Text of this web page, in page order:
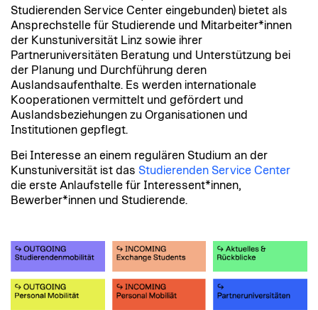
Studierenden Service Center eingebunden) bietet als
Ansprechstelle für Studierende und Mitarbeiter*innen
der Kunstuniversität Linz sowie ihrer
Partneruniversitäten Beratung und Unterstützung bei
der Planung und Durchführung deren
Auslandsaufenthalte. Es werden internationale
Kooperationen vermittelt und gefördert und
Auslandsbeziehungen zu Organisationen und
Institutionen gepflegt.
Bei Interesse an einem regulären Studium an der
Kunstuniversität ist das Studierenden Service Center
die erste Anlaufstelle für Interessent*innen,
Bewerber*innen und Studierende.